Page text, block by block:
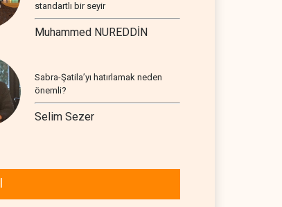
standartlı bir seyir
Muhammed NUREDDİN
Sabra-Şatila’yı hatırlamak neden
önemli?
Selim Sezer